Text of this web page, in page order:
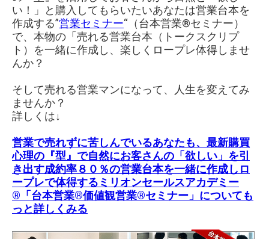
い！」と購入してもらいたいあなたは営業台本を
作成する”営業セミナー“（台本営業®︎セミナー）
で、本物の「売れる営業台本（トークスクリプ
ト）を一緒に作成し、楽しくロープレ体得しませ
んか？
そして売れる営業マンになって、人生を変えてみ
ませんか？
詳しくは↓
営業で売れずに苦しんでいるあなたも、最新購買
心理の『型』で自然にお客さんの「欲しい」を引
き出す成約率８０％の営業台本を一緒に作成しロ
ープレで体得する ミリオンセールスアカデミー
®「台本営業®価値観営業®︎セミナー」 についても
っと詳しくみる